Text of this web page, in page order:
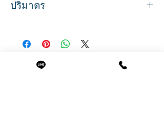
อรีอัล สำหรับมืออาชีพ
ปริมาตร
สินค้าพร้อมส่ง บริการจัดส่งทั่วประเทศ
Related Products